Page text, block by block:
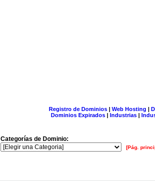
Registro de Dominios| Web Hosting |
Dominios Expirados | Industrias |
Categorías de Dominio:
[Pág.